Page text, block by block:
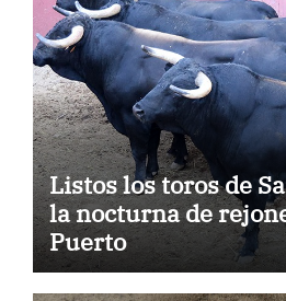
Listos los toros de
la nocturna de
Puerto